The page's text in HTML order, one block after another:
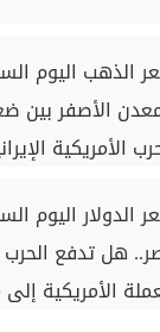
الذهب اليوم
الأصفر بين
الأمريكية
هل تدفع الحرب
الأمريكية